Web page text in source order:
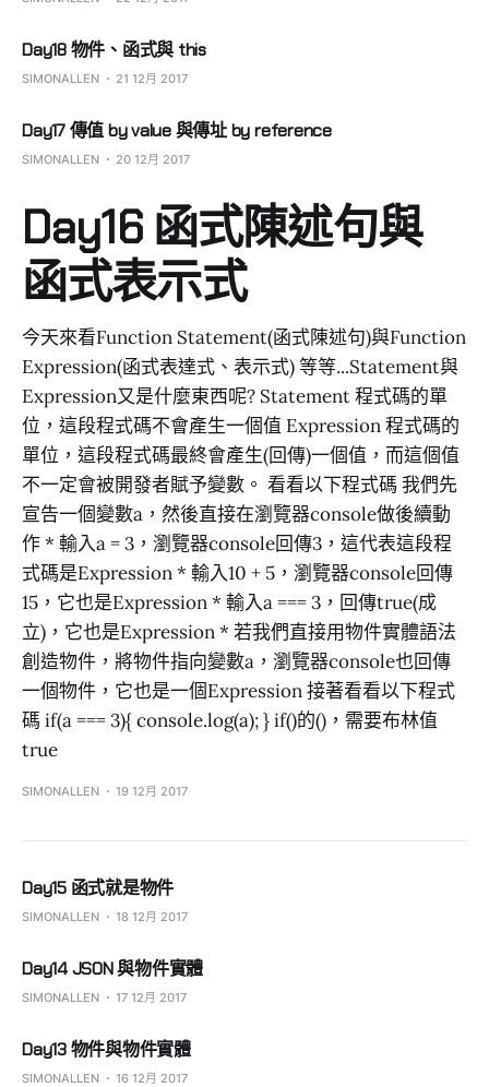
Day18 物件、函式與 this
SIMONALLEN 21 12月 2017
Day17 傳值 by value 與傳址 by reference
SIMONALLEN 20 12月 2017
Day16 函式陳述句與
函式表示式
今天來看Function Statement(函式陳述句)與Function
Expression(函式表達式、表示式) 等等...Statement與
Expression又是什麼東西呢? Statement 程式碼的單
位，這段程式碼不會產生一個值 Expression 程式碼的
單位，這段程式碼最終會產生(回傳)一個值，而這個值
不一定會被開發者賦予變數。 看看以下程式碼 我們先
宣告一個變數a，然後直接在瀏覽器console做後續動
作 * 輸入a = 3，瀏覽器console回傳3，這代表這段程
式碼是Expression * 輸入10 + 5，瀏覽器console回傳
15，它也是Expression * 輸入a === 3，回傳true(成
立)，它也是Expression * 若我們直接用物件實體語法
創造物件，將物件指向變數a，瀏覽器console也回傳
一個物件，它也是一個Expression 接著看看以下程式
碼 if(a === 3){ console.log(a); } if()的()，需要布林值
true
SIMONALLEN 19 12月 2017
Day15 函式就是物件
SIMONALLEN 18 12月 2017
Day14 JSON 與物件實體
SIMONALLEN 17 12月 2017
Day13 物件與物件實體
SIMONALLEN 16 12月 2017